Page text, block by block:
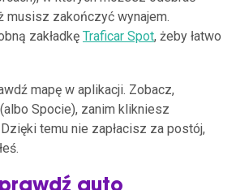
musisz zakończyć wynajem.
zakładkę Traficar Spot, żeby łatwo
mapę w aplikacji. Zobacz,
Spocie), zanim klikniesz
temu nie zapłacisz za postój,
auto